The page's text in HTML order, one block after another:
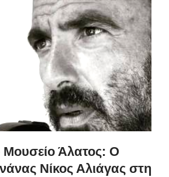
Μουσείο Άλατος: Ο
Νίκος Αλιάγας στη